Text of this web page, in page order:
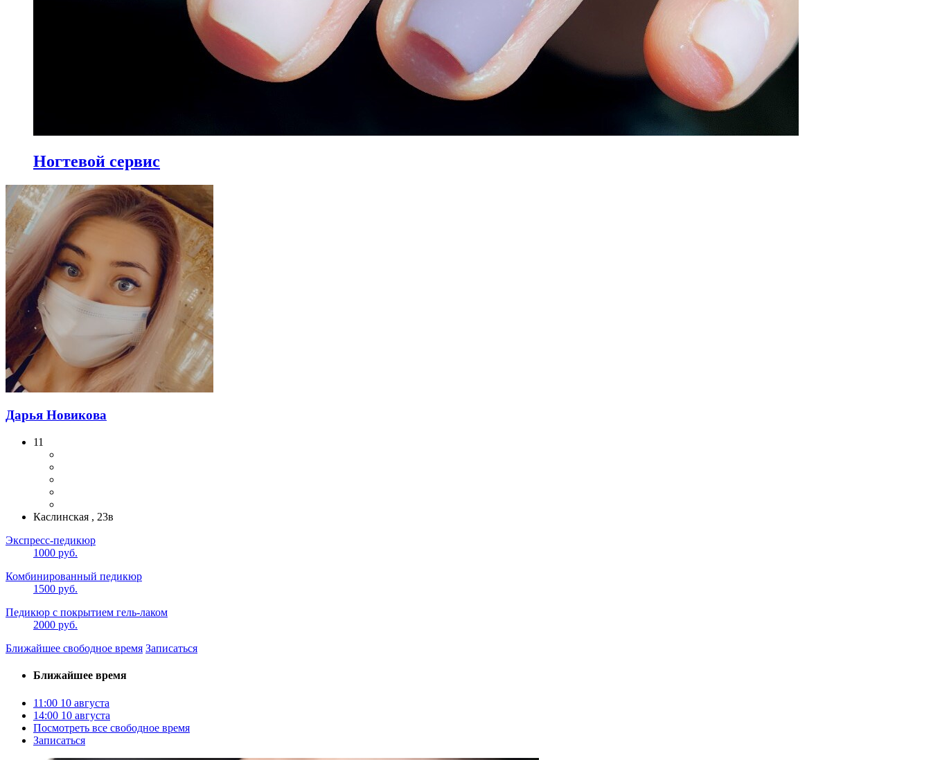
Ногтевой сервис
Дарья Новикова
11
Каслинская , 23в
Экспресс-педикюр
1000 руб.
Комбинированный педикюр
1500 руб.
Педикюр с покрытием гель-лаком
2000 руб.
Ближайшее свободное время Записаться
Ближайшее время
11:00 10 августа
14:00 10 августа
Посмотреть все свободное время
Записаться